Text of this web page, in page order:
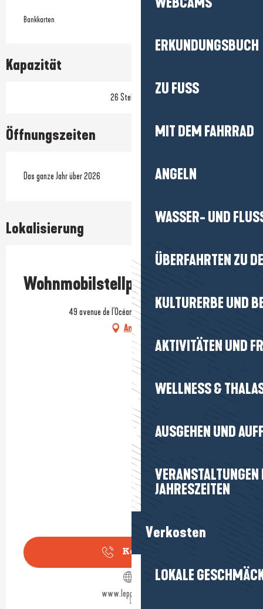
ERKUNDUNGSBUCH
ZU FUSS
MIT DEM FAHRRAD
ANGELN
WASSER- UND
ÜBERFAHRTEN ZU
KULTURERBE UND
AKTIVITÄTEN UND
WELLNESS &
AUSGEHEN UND
JAHRESZEITEN
Verkosten
LOKALE
Bankkarten
Kapazität
26 Stellplätze
Öffnungszeiten
Das ganze Jahr über 2026
Lokalisierung
Wohnmobilstellplätze
Prestataire engagé dans une démarche environnementale
49 avenue de l'Océan, 44510 Le Pouliguen
Anfahrt
Kontakt
www.lepouliguen.fr